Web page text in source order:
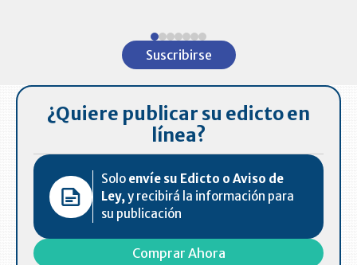
Suscribirse
¿Quiere publicar su edicto en
línea?
Solo envíe su Edicto o Aviso de
Ley,y recibirá la información para
su publicación
Comprar Ahora